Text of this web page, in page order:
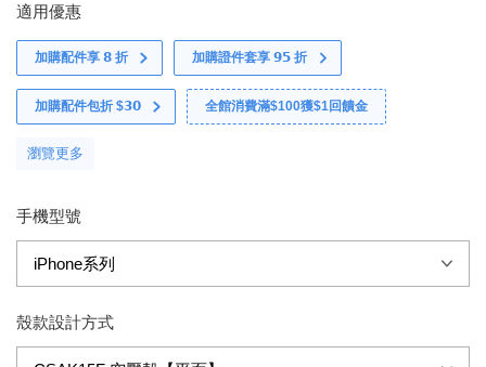
適用優惠
加購配件享 𝟴 折 加購證件套享 𝟵𝟱 折
加購配件包折 $𝟯𝟬 全館消費滿$100獲$1回饋金
瀏覽更多
手機型號
殼款設計方式